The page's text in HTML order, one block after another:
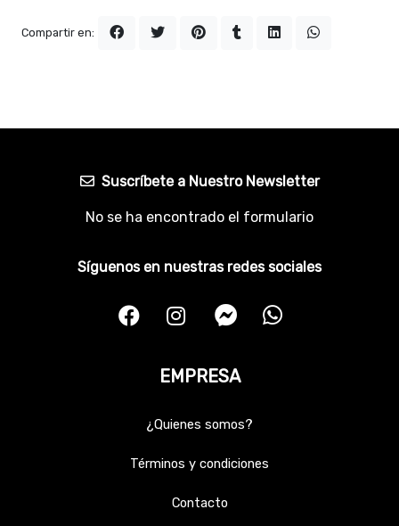
Compartir en:
Suscríbete a Nuestro Newsletter
No se ha encontrado el formulario
Síguenos en nuestras redes sociales
EMPRESA
¿Quienes somos?
Términos y condiciones
Contacto